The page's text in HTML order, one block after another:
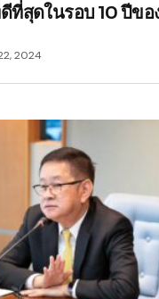
the next time I comment.
ที่สุดในรอบ 10 ปีขอ
2024